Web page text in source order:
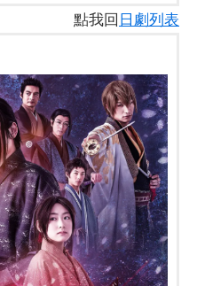
點我回日劇列表